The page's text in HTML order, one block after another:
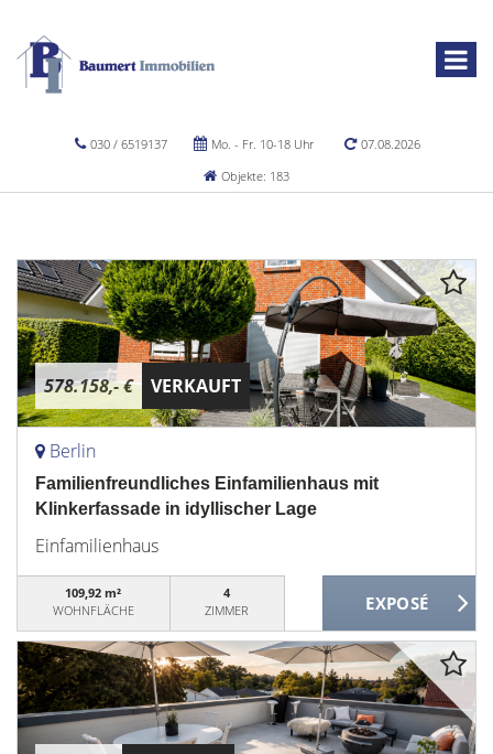
030 / 6519137 Mo. - Fr. 10-18 Uhr
07.08.2026
Objekte: 183
578.158,- € VERKAUFT
Berlin
Familienfreundliches Einfamilienhaus mit
Klinkerfassade in idyllischer Lage
Einfamilienhaus
109,92 m²
WOHNFLÄCHE
4
ZIMMER